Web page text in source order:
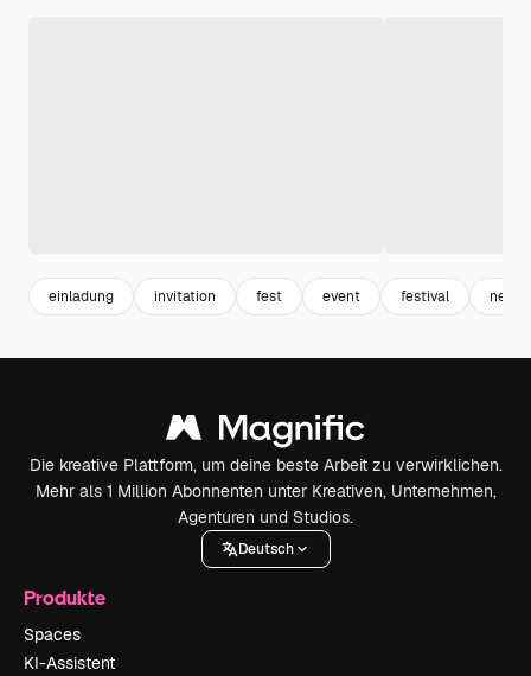
einladung invitation fest event festival
Die kreative Plattform, um deine beste Arbeit zu verwirklichen.
Mehr als 1 Million Abonnenten unter Kreativen, Unternehmen,
Agenturen und Studios.
Deutsch
Produkte
Spaces
KI-Assistent